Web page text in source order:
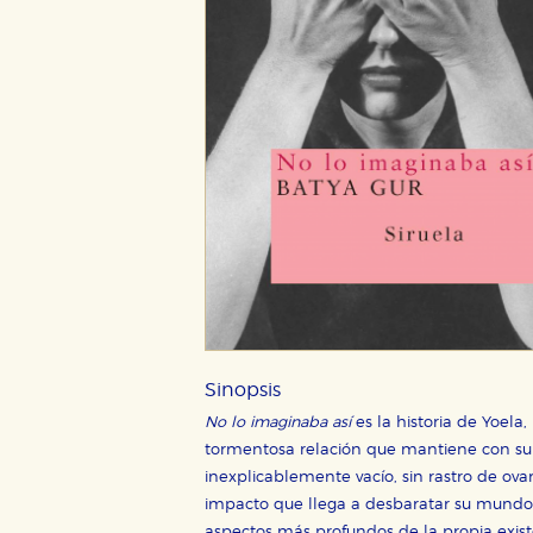
Sinopsis
No lo imaginaba asíes la historia de
tormentosa relación que mantiene con
inexplicablemente vacío, sin rastro de
impacto que llega a desbaratar su